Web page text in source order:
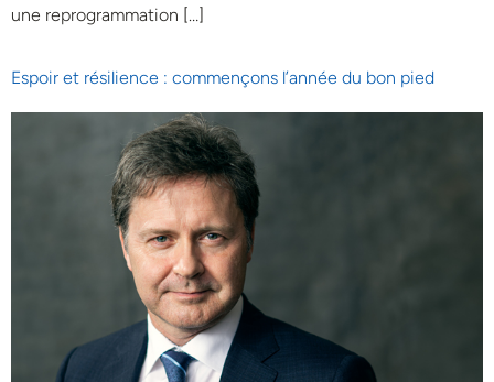
une reprogrammation […]
Espoir et résilience : commençons l’année du bon pied